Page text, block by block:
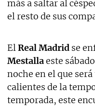
más a saltar al
el resto de sus
ElReal Madrid se
Mestallaeste
noche en el que
calientes de la
temporada, este